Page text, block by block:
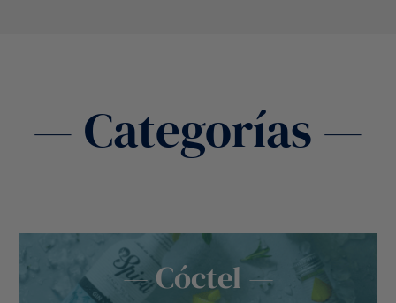
— Categorías —
— Cóctel —